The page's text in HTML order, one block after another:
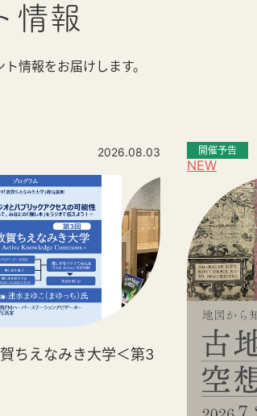
情報
情報をお届けします。
2026.08.03
ちえなみき大学＜第3
NEW
開催予告